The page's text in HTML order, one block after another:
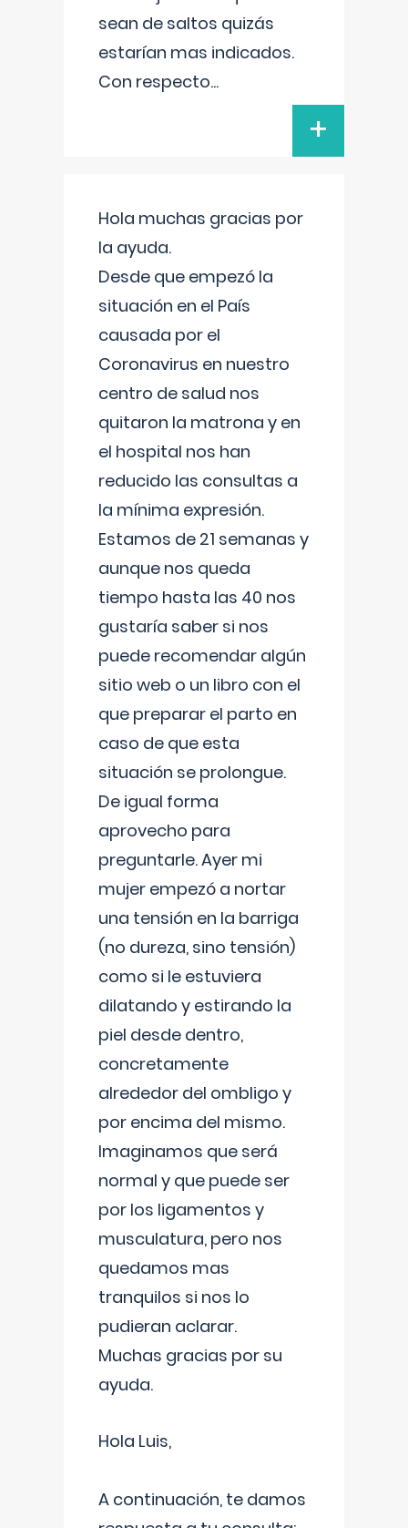
sean de saltos quizás
estarían mas indicados.
Con respecto...
+
Hola muchas gracias por
la ayuda.
Desde que empezó la
situación en el País
causada por el
Coronavirus en nuestro
centro de salud nos
quitaron la matrona y en
el hospital nos han
reducido las consultas a
la mínima expresión.
Estamos de 21 semanas y
aunque nos queda
tiempo hasta las 40 nos
gustaría saber si nos
puede recomendar algún
sitio web o un libro con el
que preparar el parto en
caso de que esta
situación se prolongue.
De igual forma
aprovecho para
preguntarle. Ayer mi
mujer empezó a nortar
una tensión en la barriga
(no dureza, sino tensión)
como si le estuviera
dilatando y estirando la
piel desde dentro,
concretamente
alrededor del ombligo y
por encima del mismo.
Imaginamos que será
normal y que puede ser
por los ligamentos y
musculatura, pero nos
quedamos mas
tranquilos si nos lo
pudieran aclarar.
Muchas gracias por su
ayuda.
Hola Luis,
A continuación, te damos